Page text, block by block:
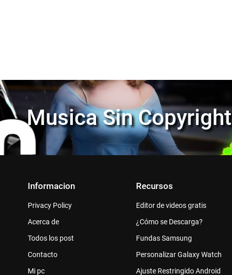
Musica Sin Copyright
Informacion
Privacy Policy
Acerca de
Todos los post
Contacto
Mi pc
Recursos
Editor de videos gratis
¿Cómo se Descarga?
Fundas Samsung
Personalizar Galaxy Watch
Ajuste Restringido Android